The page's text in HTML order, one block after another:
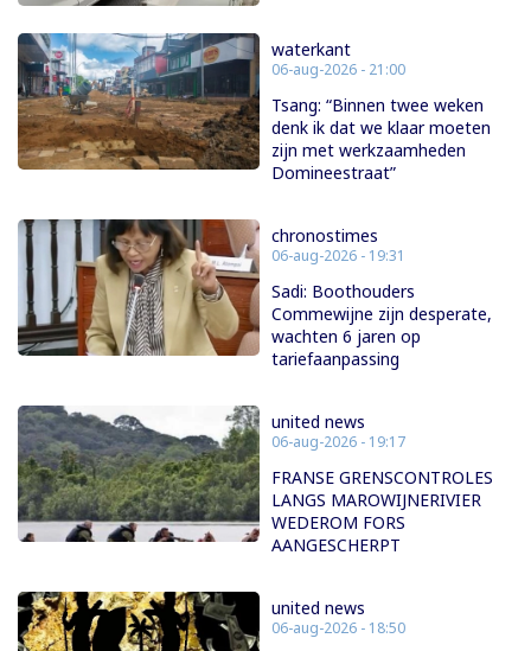
waterkant
06-aug-2026 - 21:00
Tsang: “Binnen twee weken
denk ik dat we klaar moeten
zijn met werkzaamheden
Domineestraat”
chronostimes
06-aug-2026 - 19:31
Sadi: Boothouders
Commewijne zijn desperate,
wachten 6 jaren op
tariefaanpassing
united news
06-aug-2026 - 19:17
FRANSE GRENSCONTROLES
LANGS MAROWIJNERIVIER
WEDEROM FORS
AANGESCHERPT
united news
06-aug-2026 - 18:50